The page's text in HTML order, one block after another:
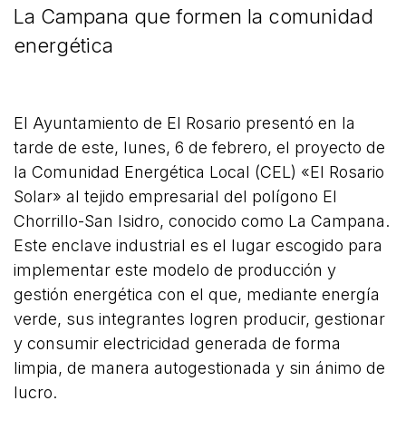
La Campana que formen la comunidad
energética
El Ayuntamiento de El Rosario presentó en la
tarde de este, lunes, 6 de febrero, el proyecto de
la Comunidad Energética Local (CEL) «El Rosario
Solar» al tejido empresarial del polígono El
Chorrillo-San Isidro, conocido como La Campana.
Este enclave industrial es el lugar escogido para
implementar este modelo de producción y
gestión energética con el que, mediante energía
verde, sus integrantes logren producir, gestionar
y consumir electricidad generada de forma
limpia, de manera autogestionada y sin ánimo de
lucro.